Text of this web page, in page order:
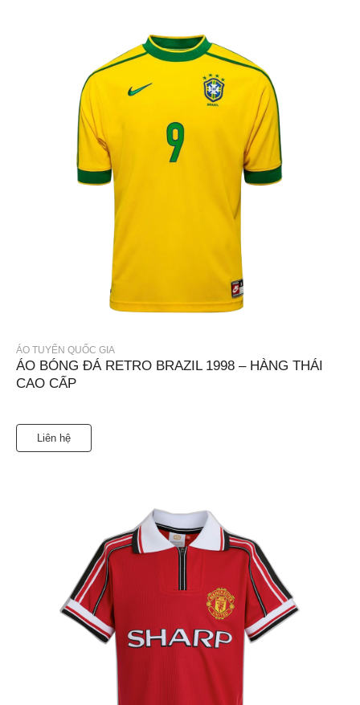
ÁO TUYỂN QUỐC GIA
ÁO BÓNG ĐÁ RETRO BRAZIL 1998 – HÀNG THÁI
CAO CẤP
Liên hệ